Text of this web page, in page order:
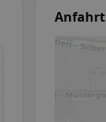
Anfahrt